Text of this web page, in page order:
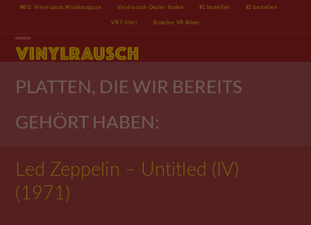
Skip
content
NEU: Vinylrausch Musikmagazin Vinylrausch-Dealer finden #1 bestellen #2 bestellen
VR T-Shirt Einzelne VR-Alben
Open
mobile
menu
Close
mobile
menu
PLATTEN, DIE WIR BEREITS
GEHÖRT HABEN:
Led Zeppelin – Untitled (IV)
(1971)